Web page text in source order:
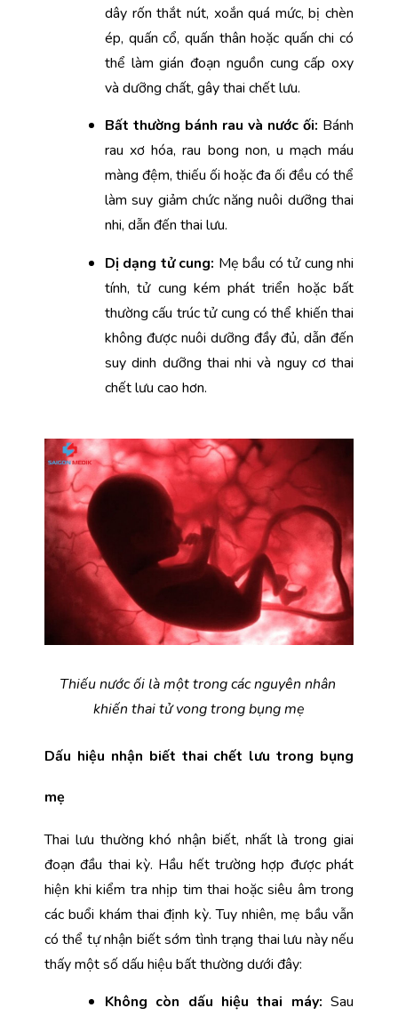
dây rốn thắt nút, xoắn quá mức, bị chèn
ép, quấn cổ, quấn thân hoặc quấn chi có
thể làm gián đoạn nguồn cung cấp oxy
và dưỡng chất, gây thai chết lưu.
Bất thường bánh rau và nước ối: Bánh
rau xơ hóa, rau bong non, u mạch máu
màng đệm, thiếu ối hoặc đa ối đều có thể
làm suy giảm chức năng nuôi dưỡng thai
nhi, dẫn đến thai lưu.
Dị dạng tử cung: Mẹ bầu có tử cung nhi
tính, tử cung kém phát triển hoặc bất
thường cấu trúc tử cung có thể khiến thai
không được nuôi dưỡng đầy đủ, dẫn đến
suy dinh dưỡng thai nhi và nguy cơ thai
chết lưu cao hơn.
Thiếu nước ối là một trong các nguyên nhân
khiến thai tử vong trong bụng mẹ
Dấu hiệu nhận biết thai chết lưu trong bụng
mẹ
Thai lưu thường khó nhận biết, nhất là trong giai
đoạn đầu thai kỳ. Hầu hết trường hợp được phát
hiện khi kiểm tra nhịp tim thai hoặc siêu âm trong
các buổi khám thai định kỳ. Tuy nhiên, mẹ bầu vẫn
có thể tự nhận biết sớm tình trạng thai lưu này nếu
thấy một số dấu hiệu bất thường dưới đây:
Không còn dấu hiệu thai máy: Sau